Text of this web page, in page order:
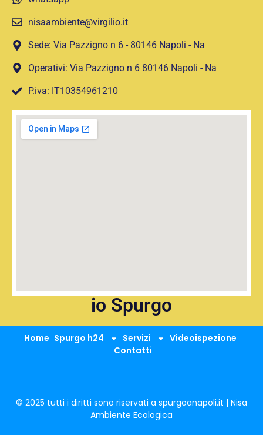
nisaambiente@virgilio.it
Sede: Via Pazzigno n 6 - 80146 Napoli - Na
Operativi: Via Pazzigno n 6 80146 Napoli - Na
P.iva: IT10354961210
io Spurgo
Home Spurgo h24 Servizi
Videoispezione
Contatti
© 2025 tutti i diritti sono riservati a spurgoanapoli.it | Nisa
Ambiente Ecologica